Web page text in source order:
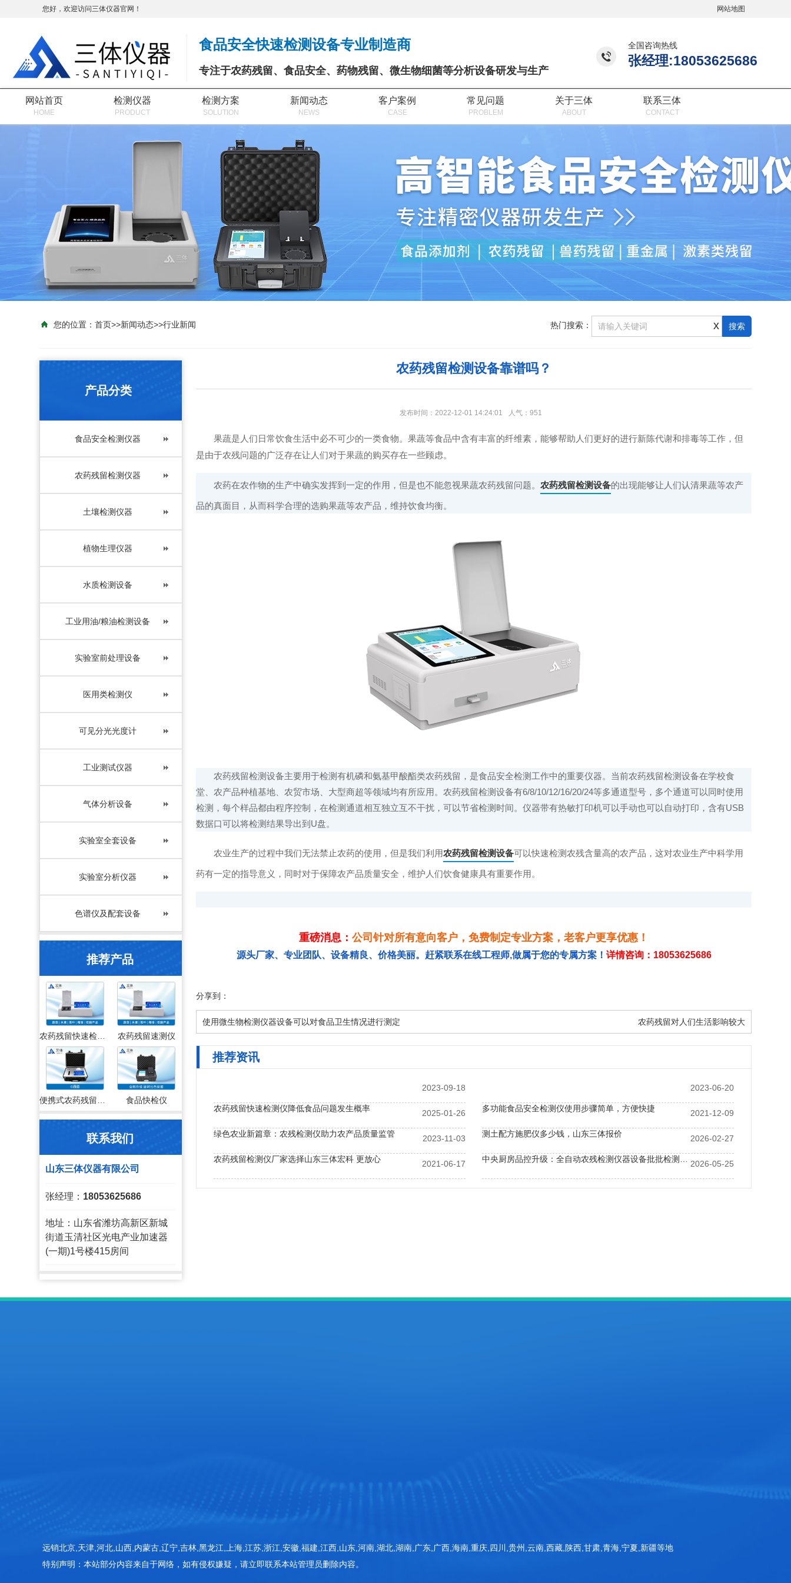
您好，欢迎访问三体仪器官网！ 网站地图
食品安全快速检测设备专业制造商
专注于农药残留、食品安全、药物残留、微生物细菌等分析设备研发与生产
全国咨询热线
张经理:18053625686
网站首页
HOME
检测仪器
PRODUCT
检测方案
SOLUTION
新闻动态
NEWS
客户案例
CASE
常见问题
PROBLEM
关于三体
ABOUT
联系三体
CONTACT
您的位置：首页>>新闻动态>>行业新闻 热门搜索： x
产品分类
食品安全检测仪器
农药残留检测仪器
土壤检测仪器
植物生理仪器
水质检测设备
工业用油/粮油检测设备
实验室前处理设备
医用类检测仪
可见分光光度计
工业测试仪器
气体分析设备
实验室全套设备
实验室分析仪器
色谱仪及配套设备
推荐产品
农药残留速测仪
食品快检仪
联系我们
山东三体仪器有限公司
张经理： 18053625686
地址：山东省潍坊高新区新城
街道玉清社区光电产业加速器
(一期)1号楼415房间
农药残留检测设备靠谱吗？
发布时间：2022-12-01 14:24:01 人气：951
果蔬是人们日常饮食生活中必不可少的一类食物。果蔬等食品中含有丰富的纤维素，能够帮助人们更好的进行新陈代谢和排毒等工作，但
是由于农残问题的广泛存在让人们对于果蔬的购买存在一些顾虑。
农药在农作物的生产中确实发挥到一定的作用，但是也不能忽视果蔬农药残留问题。农药残留检测设备的出现能够让人们认清果蔬等农产
品的真面目，从而科学合理的选购果蔬等农产品，维持饮食均衡。
农药残留检测设备主要用于检测有机磷和氨基甲酸酯类农药残留，是食品安全检测工作中的重要仪器。当前农药残留检测设备在学校食
堂、农产品种植基地、农贸市场、大型商超等领域均有所应用。农药残留检测设备有6/8/10/12/16/20/24等多通道型号，多个通道可以同时使用
检测，每个样品都由程序控制，在检测通道相互独立互不干扰，可以节省检测时间。仪器带有热敏打印机可以手动也可以自动打印，含有USB
数据口可以将检测结果导出到U盘。
农业生产的过程中我们无法禁止农药的使用，但是我们利用农药残留检测设备可以快速检测农残含量高的农产品，这对农业生产中科学用
药有一定的指导意义，同时对于保障农产品质量安全，维护人们饮食健康具有重要作用。
重磅消息：公司针对所有意向客户，免费制定专业方案，老客户更享优惠！
源头厂家、专业团队、设备精良、价格美丽。赶紧联系在线工程师,做属于您的专属方案！ 详情咨询：18053625686
分享到：
使用微生物检测仪器设备可以对食品卫生情况进行测定 农药残留对人们生活影响较大
推荐资讯
2023-09-18
农药残留快速检测仪降低食品问题发生概率
2023-06-20
多功能食品安全检测仪使用步骤简单，方便快捷
2025-01-26
绿色农业新篇章：农残检测仪助力农产品质量监管
2021-12-09
测土配方施肥仪多少钱，山东三体报价
2023-11-03
农药残留检测仪厂家选择山东三体宏科 更放心
2026-02-27
2021-06-17 2026-05-25
关于三体
远销北京,天津,河北,山西,内蒙古,辽宁,吉林,黑龙江,上海,江苏,浙江,安徽,福建,江西,山东,河南,湖北,湖南,广东,广西,海南,重庆,四川,贵州,云南,西藏,陕西,甘肃,青海,宁夏,新疆等地
特别声明：本站部分内容来自于网络，如有侵权嫌疑，请立即联系本站管理员删除内容。